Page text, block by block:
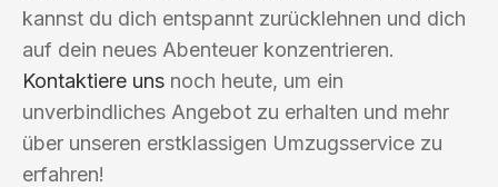
kannst du dich entspannt zurücklehnen und dich
auf dein neues Abenteuer konzentrieren.
Kontaktiere uns noch heute, um ein
unverbindliches Angebot zu erhalten und mehr
über unseren erstklassigen Umzugsservice zu
erfahren!